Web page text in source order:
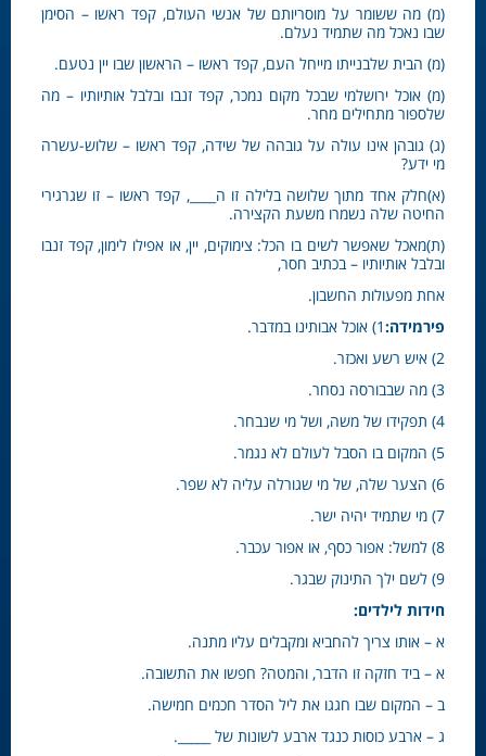
(מ) מה ששומר על מוסריותם של אנשי העולם, קפד ראשו – הסימן
שבו נאכל מה שתמיד נעלם.
(מ) הבית שלבנייתו מייחל העם, קפד ראשו – הראשון שבו יין נטעם.
(מ) אוכל ירושלמי שבכל מקום נמכר, קפד זנבו ובלבל אותיותיו – מה
שלספור מתחילים מחר.
(ג) גובהן אינו עולה על גובהה של שידה, קפד ראשו – שלוש-עשרה
מי ידע?
(א)חלק אחד מתוך שלושה בלילה זו ה____, קפד ראשו – זו שגרגירי
החיטה שלה נשמרו משעת הקצירה.
(ת)מאכל שאפשר לשים בו הכל: צימוקים, יין, או אפילו לימון, קפד זנבו
ובלבל אותיותיו – בכתיב חסר,
אחת מפעולות החשבון.
פירמידה:1) אוכל אבותינו במדבר.
2) איש רשע ואכזר.
3) מה שבבורסה נסחר.
4) תפקידו של משה, ושל מי שנבחר.
5) המקום בו הסבל לעולם לא נגמר.
6) הצער שלה, של מי שגורלה עליה לא שפר.
7) מי שתמיד יהיה ישר.
8) למשל: אפור כסף, או אפור עכבר.
9) לשם ילך התינוק שבגר.
חידות לילדים:
א – אותו צריך להחביא ומקבלים עליו מתנה.
א – ביד חזקה זו הדבר, והמטה? חפשו את התשובה.
ב – המקום שבו חגגו את ליל הסדר חכמים חמישה.
ג – ארבע כוסות כנגד ארבע לשונות של _____.